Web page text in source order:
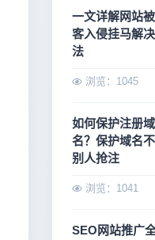
一文详解网站
客入侵挂马解
法
浏览：1045
如何保护注册域
名？保护域名
别人抢注
浏览：1041
SEO网站推广